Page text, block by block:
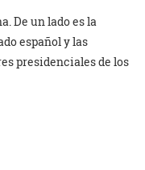
De un lado es la
español y las
presidenciales de los